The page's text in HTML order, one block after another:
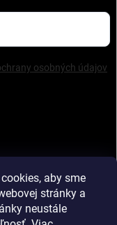
aby sme
stránky a
neustále
osobných údajov